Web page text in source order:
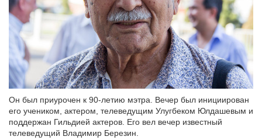
Он был приурочен к 90-летию мэтра. Вечер был инициирован
его учеником, актером, телеведущим Улугбеком Юлдашевым и
поддержан Гильдией актеров. Его вел вечер известный
телеведущий Владимир Березин.